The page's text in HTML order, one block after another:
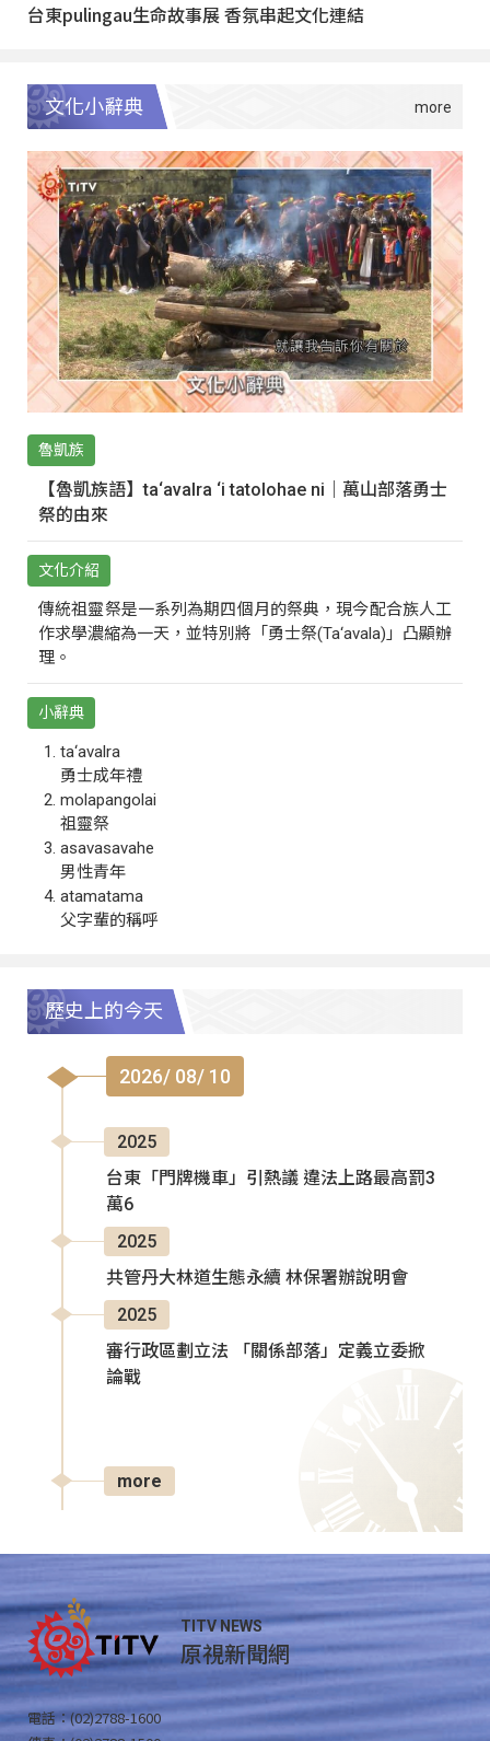
台東pulingau生命故事展 香氛串起文化連結
文化小辭典
魯凱族
【魯凱族語】ta‘avalra ‘i tatolohae ni｜萬山部落勇士
祭的由來
文化介紹
傳統祖靈祭是一系列為期四個月的祭典，現今配合族人工
作求學濃縮為一天，並特別將「勇士祭(Ta‘avala)」凸顯辦
理。
小辭典
ta‘avalra
勇士成年禮
molapangolai
祖靈祭
asavasavahe
男性青年
atamatama
父字輩的稱呼
歷史上的今天
2026/ 08/ 10
2025
台東「門牌機車」引熱議 違法上路最高罰3
萬6
2025
共管丹大林道生態永續 林保署辦說明會
2025
審行政區劃立法 「關係部落」定義立委掀
論戰
more
TITV NEWS
原視新聞網
電話：(02)2788-1600